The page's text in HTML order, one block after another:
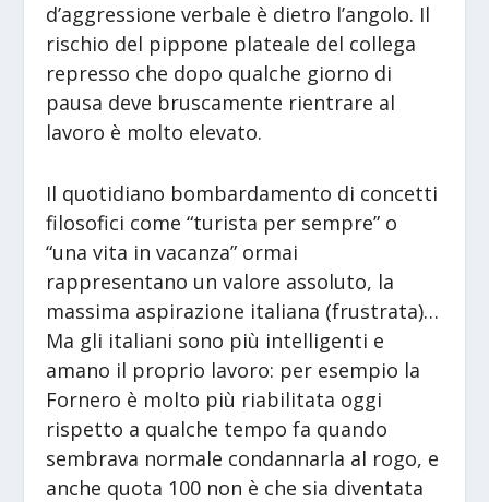
d’aggressione verbale è dietro l’angolo. Il
rischio del pippone plateale del collega
represso che dopo qualche giorno di
pausa deve bruscamente rientrare al
lavoro è molto elevato.
Il quotidiano bombardamento di concetti
filosofici come “turista per sempre” o
“una vita in vacanza” ormai
rappresentano un valore assoluto, la
massima aspirazione italiana (frustrata)…
Ma gli italiani sono più intelligenti e
amano il proprio lavoro: per esempio la
Fornero è molto più riabilitata oggi
rispetto a qualche tempo fa quando
sembrava normale condannarla al rogo, e
anche quota 100 non è che sia diventata